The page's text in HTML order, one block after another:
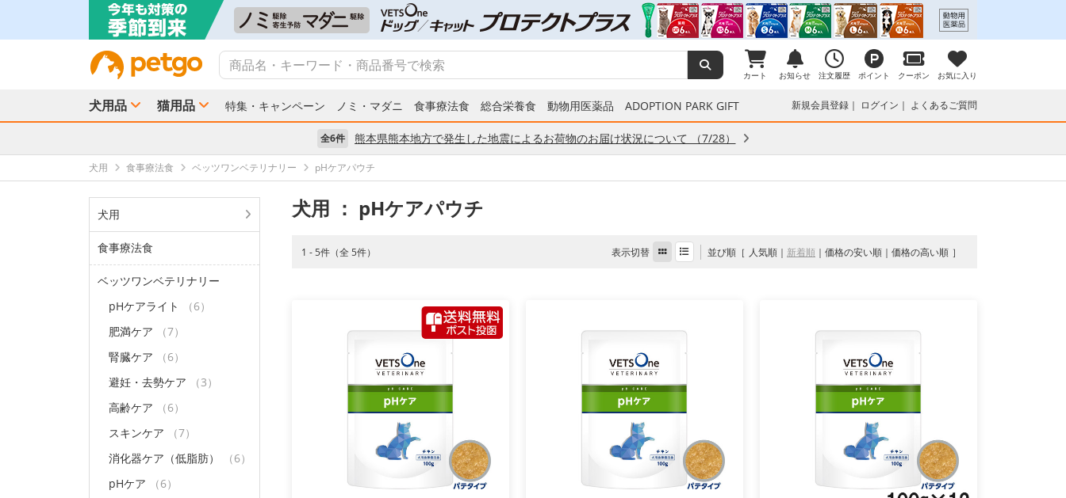
カート お知らせ 注文履歴 ポイント クーポン お気に入り
犬用品 猫用品 特集・キャンペーン ノミ・マダニ 食事療法食 総合栄養食 動物用医薬品 ADOPTION PARK GIFT 新規会員登録 ログイン よくあるご質問
全6件 熊本県熊本地方で発生した地震によるお荷物のお届け状況について （7/28）
犬用 食事療法食 ベッツワンベテリナリー pHケアパウチ
犬用
食事療法食
ベッツワンベテリナリー
pHケアライト
（6）
肥満ケア
（7）
腎臓ケア
（6）
避妊・去勢ケア
（3）
高齢ケア
（6）
スキンケア
（7）
消化器ケア（低脂肪）
（6）
pHケア
（6）
犬用 ： pHケアパウチ
1 - 5件（全 5件） 表示切替 並び順 人気順 新着順 価格の安い順 価格の高い順